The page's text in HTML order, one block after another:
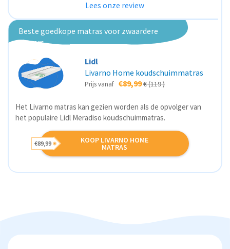
Lees onze review
Beste goedkope matras voor zwaardere
slapers
Lidl
Livarno Home koudschuimmatras
Prijs vanaf €89,99€ (119 )
Het Livarno matras kan gezien worden als de opvolger van
het populaire Lidl Meradiso koudschuimmatras.
KOOP LIVARNO HOME
MATRAS
€89,99